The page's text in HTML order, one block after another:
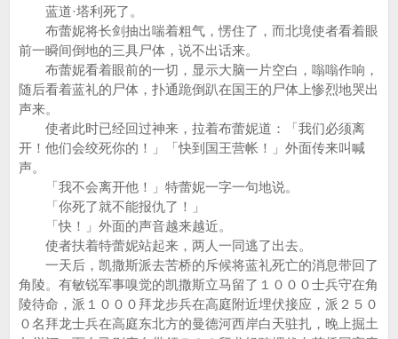
蓝道·塔利死了。
布蕾妮将长剑抽出喘着粗气，愣住了，而北境使者看着眼
前一瞬间倒地的三具尸体，说不出话来。
布蕾妮看着眼前的一切，显示大脑一片空白，嗡嗡作响，
随后看着蓝礼的尸体，扑通跪倒趴在国王的尸体上惨烈地哭出
声来。
使者此时已经回过神来，拉着布蕾妮道：「我们必须离
开！他们会绞死你的！」「快到国王营帐！」外面传来叫喊
声。
「我不会离开他！」特蕾妮一字一句地说。
「你死了就不能报仇了！」
「快！」外面的声音越来越近。
使者扶着特蕾妮站起来，两人一同逃了出去。
一天后，凯撒斯派去苦桥的斥候将蓝礼死亡的消息带回了
角陵。有敏锐军事嗅觉的凯撒斯立马留了１０００士兵守在角
陵待命，派１０００拜龙步兵在高庭附近埋伏接应，派２５０
０名拜龙士兵在高庭东北方的曼德河西岸白天驻扎，晚上掘土